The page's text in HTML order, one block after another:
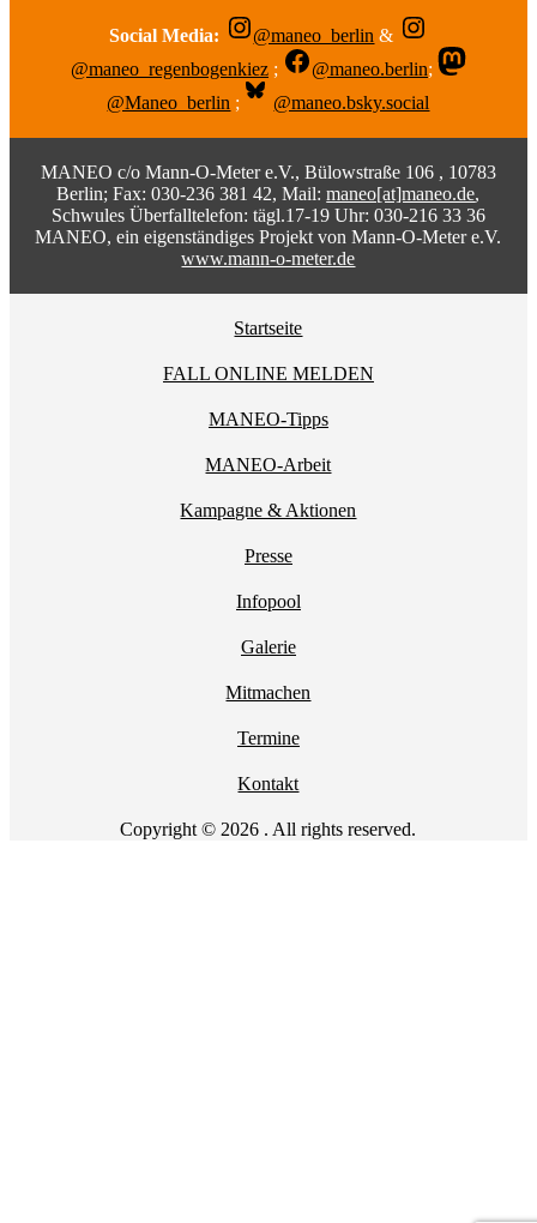
Social Media: @maneo_berlin &
@maneo_regenbogenkiez ; @maneo.berlin;
@Maneo_berlin ; @maneo.bsky.social
MANEO c/o Mann-O-Meter e.V., Bülowstraße 106 , 10783
Berlin; Fax: 030-236 381 42, Mail:maneo[at]maneo.de,
Schwules Überfalltelefon: tägl.17-19 Uhr: 030-216 33 36
MANEO, ein eigenständiges Projekt von Mann-O-Meter e.V.
www.mann-o-meter.de
Startseite
FALL ONLINE MELDEN
MANEO-Tipps
MANEO-Arbeit
Kampagne & Aktionen
Presse
Infopool
Galerie
Mitmachen
Termine
Kontakt
Copyright © 2026 . All rights reserved.